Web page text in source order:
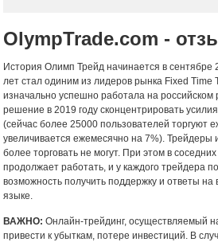
OlympTrade.com -
История Олимп Трейд начинается в сентябре
лет стал одиним из лидеров рынка Fixed
изначально успешно работала на
решение в 2019 году сконцентрировать
(сейчас более 25000 пользователей торгуют
увеличивается ежемесячно на 7%). Трейдеры
более торговать не могут. При этом в
продолжает работать, и у каждого трейдера
возможность получить поддержку и ответы на
языке.
ВАЖНО: Онлайн-трейдинг, осуществляемый
привести к убыткам, потере инвестиций. В